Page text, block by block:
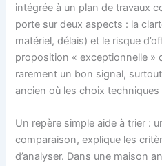
intégrée à un plan de travaux
porte sur deux aspects : la
matériel, délais) et le risque
proposition « exceptionnelle »
rarement un bon signal,
ancien où les choix
Un repère simple aide à trier :
comparaison, explique les
d’analyser. Dans une maison